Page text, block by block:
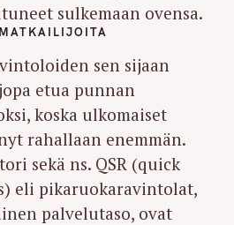
sulkemaan ovensa.
sen sijaan
etua punnan
koska ulkomaiset
rahallaan enemmän.
sekä ns. QSR (quick
eli pikaruokaravintolat,
palvelutaso, ovat